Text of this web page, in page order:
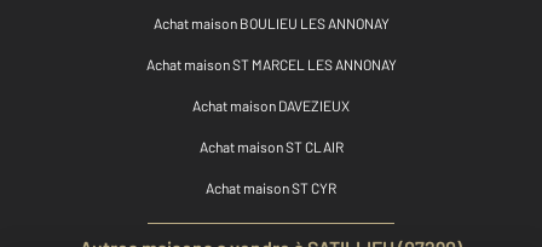
Achat maison BOULIEU LES ANNONAY
Achat maison ST MARCEL LES ANNONAY
Achat maison DAVEZIEUX
Achat maison ST CLAIR
Achat maison ST CYR